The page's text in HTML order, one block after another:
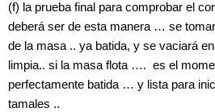
(f) la prueba final para comprobar el
deberá ser de esta manera … se
de la masa .. ya batida, y se vaciará
limpia.. si la masa flota …. es el
perfectamente batida … y lista para
tamales ..